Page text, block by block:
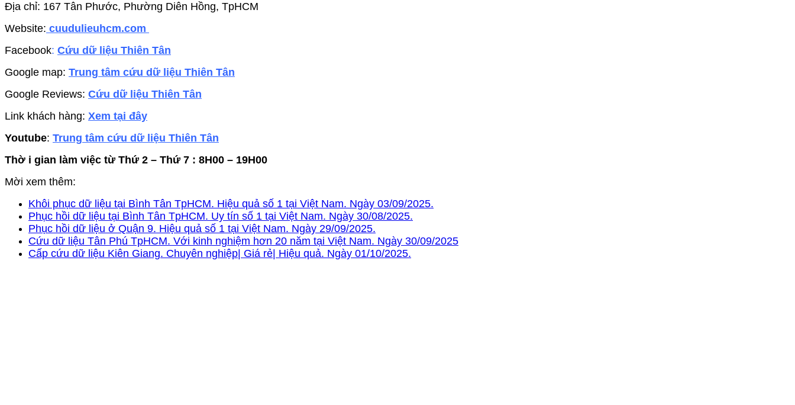
Địa chỉ: 167 Tân Phước, Phường Diên Hồng, TpHCM
Website: cuudulieuhcm.com
Facebook: Cứu dữ liệu Thiên Tân
Google map: Trung tâm cứu dữ liệu Thiên Tân
Google Reviews: Cứu dữ liệu Thiên Tân
Link khách hàng: Xem tại đây
Youtube: Trung tâm cứu dữ liệu Thiên Tân
Thờ i gian làm việc từ Thứ 2 – Thứ 7 : 8H00 – 19H00
Mời xem thêm:
Khôi phục dữ liệu tại Bình Tân TpHCM. Hiệu quả số 1 tại Việt Nam. Ngày 03/09/2025.
Phục hồi dữ liệu tại Bình Tân TpHCM. Uy tín số 1 tại Việt Nam. Ngày 30/08/2025.
Phục hồi dữ liệu ở Quận 9. Hiệu quả số 1 tại Việt Nam. Ngày 29/09/2025.
Cứu dữ liệu Tân Phú TpHCM. Với kinh nghiệm hơn 20 năm tại Việt Nam. Ngày 30/09/2025
Cấp cứu dữ liệu Kiên Giang. Chuyên nghiệp| Giá rẻ| Hiệu quả. Ngày 01/10/2025.